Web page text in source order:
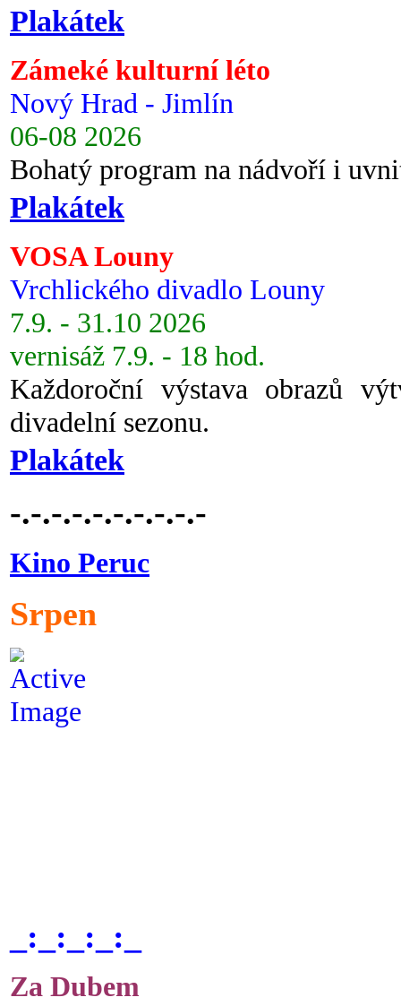
Plakátek
Zámeké kulturní léto
Nový Hrad - Jimlín
06-08 2026
Bohatý program na nádvoří i
Plakátek
VOSA Louny
Vrchlického divadlo Louny
7.9. - 31.10 2026
vernisáž 7.9. - 18 hod.
Každoroční výstava obrazů
divadelní sezonu.
Plakátek
-.-.-.-.-.-.-.-.-.-
Kino Peruc
Srpen
_:_:_:_:_
Za Dubem